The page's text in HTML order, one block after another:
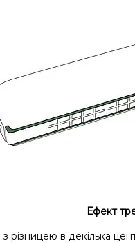
Ефект
різницею в декілька